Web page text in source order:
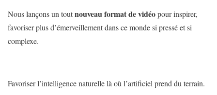
Nous lançons un toutnouveau format de vidéopour inspirer,
favoriser plus d’émerveillement dans ce monde si pressé et si
complexe.
Favoriser l’intelligence naturelle là où l’artificiel prend du terrain.